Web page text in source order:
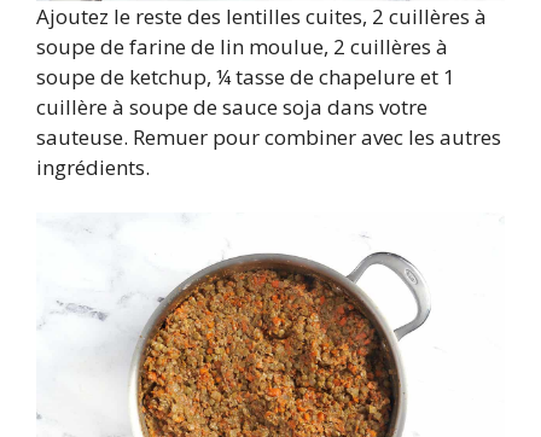
Ajoutez le reste des lentilles cuites, 2 cuillères à
soupe de farine de lin moulue, 2 cuillères à
soupe de ketchup, ¼ tasse de chapelure et 1
cuillère à soupe de sauce soja dans votre
sauteuse. Remuer pour combiner avec les autres
ingrédients.